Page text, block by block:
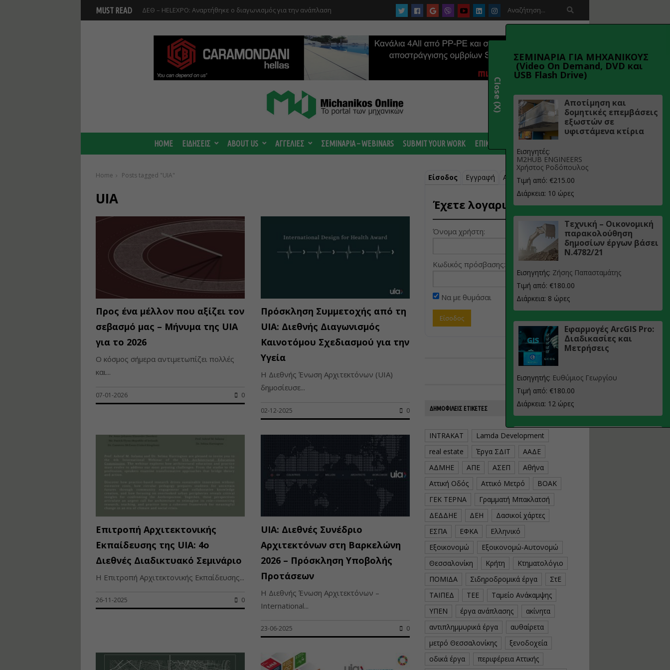
MUST READ ΔΕΘ – HELEXPO: Αναρτήθηκε ο διαγωνισμός για την ανάπλαση 
HOME ΕΙΔΗΣΕΙΣ ABOUT US ΑΓΓΕΛΙΕΣ ΣΕΜΙΝΑΡΙΑ – WEBINARS SUBMIT YOUR WORK ΕΠΙΚΟΙΝΩΝΙΑ
Home Posts tagged "UIA"
UIA
Προς ένα μέλλον που αξίζει τον
σεβασμό μας – Μήνυμα της UIA
για το 2026
Ο κόσμος σήμερα αντιμετωπίζει πολλές
και...
07-01-2026 0
Πρόσκληση Συμμετοχής από τη
UIA: Διεθνής Διαγωνισμός
Καινοτόμου Σχεδιασμού για την
Υγεία
Η Διεθνής Ένωση Αρχιτεκτόνων (UIA)
δημοσίευσε...
02-12-2025 0
Επιτροπή Αρχιτεκτονικής
Εκπαίδευσης της UIA: 4ο
Διεθνές Διαδικτυακό Σεμινάριο
Η Επιτροπή Αρχιτεκτονικής Εκπαίδευσης...
26-11-2025 0
UIA: Διεθνές Συνέδριο
Αρχιτεκτόνων στη Βαρκελώνη
2026 – Πρόσκληση Υποβολής
Προτάσεων
Η Διεθνής Ένωση Αρχιτεκτόνων –
International...
23-06-2025 0
Είσοδος Εγγραφή Ανάκτηση κωδικού
Έχετε λογαριασμό;
Όνομα χρήστη:
Κωδικός πρόσβασης:
Να με θυμάσαι
ΔΗΜΟΦΙΛΕΊΣ ΕΤΙΚΈΤΕΣ
INTRAKAT
Lamda Development
real estate
Έργα ΣΔΙΤ
ΑΑΔΕ
ΑΔΜΗΕ
ΑΠΕ ΑΣΕΠ
Αθήνα
Αττική Οδός
Αττικό Μετρό
ΒΟΑΚ
ΓΕΚ ΤΕΡΝΑ
Γραμματή Μπακλατσή
ΔΕΔΔΗΕ
ΔΕΗ
Δασικοί χάρτες
ΕΣΠΑ
ΕΦΚΑ
Ελληνικό
Εξοικονομώ
Εξοικονομώ-Αυτονομώ
Θεσσαλονίκη
Κρήτη
Κτηματολόγιο
ΠΟΜΙΔΑ
Σιδηροδρομικά έργα
ΣτΕ
ΤΑΙΠΕΔ
ΤΕΕ
Ταμείο Ανάκαμψης
ΥΠΕΝ
έργα ανάπλασης
ακίνητα
αντιπλημμυρικά έργα
αυθαίρετα
μετρό Θεσσαλονίκης
ξενοδοχεία
οδικά έργα
περιφέρεια Αττικής
ΣΕΜΙΝΑΡΙΑ ΓΙΑ ΜΗΧΑΝΙΚΟΥΣ
(Video On Demand, DVD και
USB Flash Drive)
Αποτίμηση και
δομητικές επεμβάσεις
εξωστών σε
υφιστάμενα κτίρια
Εισηγητές:
M2HUB ENGINEERS
Χρήστος Ροδόπουλος
Τιμή από: €215.00
Διάρκεια: 10 ώρες
Τεχνική – Οικονομική
παρακολούθηση
δημοσίων έργων βάσει
Ν.4782/21
Εισηγητής: Ζήσης Παπασταμάτης
Τιμή από: €180.00
Διάρκεια: 8 ώρες
Εφαρμογές ArcGIS Pro:
Διαδικασίες και
Μετρήσεις
Εισηγητής: Ευθύμιος Γεωργίου
Τιμή από: €180.00
Διάρκεια: 12 ώρες
Εισηγητής:
Τιμή από: €230.00
Διάρκεια: 16 ώρες
Εισηγητής:
Τιμή από: €275.00
Close (X)